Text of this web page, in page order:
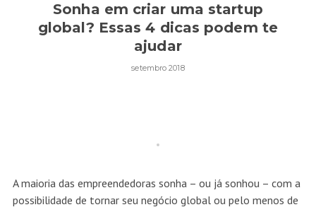
Sonha em criar uma startup
global? Essas 4 dicas podem te
ajudar
setembro 2018
A maioria das empreendedoras sonha – ou já sonhou – com a
possibilidade de tornar seu negócio global ou pelo menos de